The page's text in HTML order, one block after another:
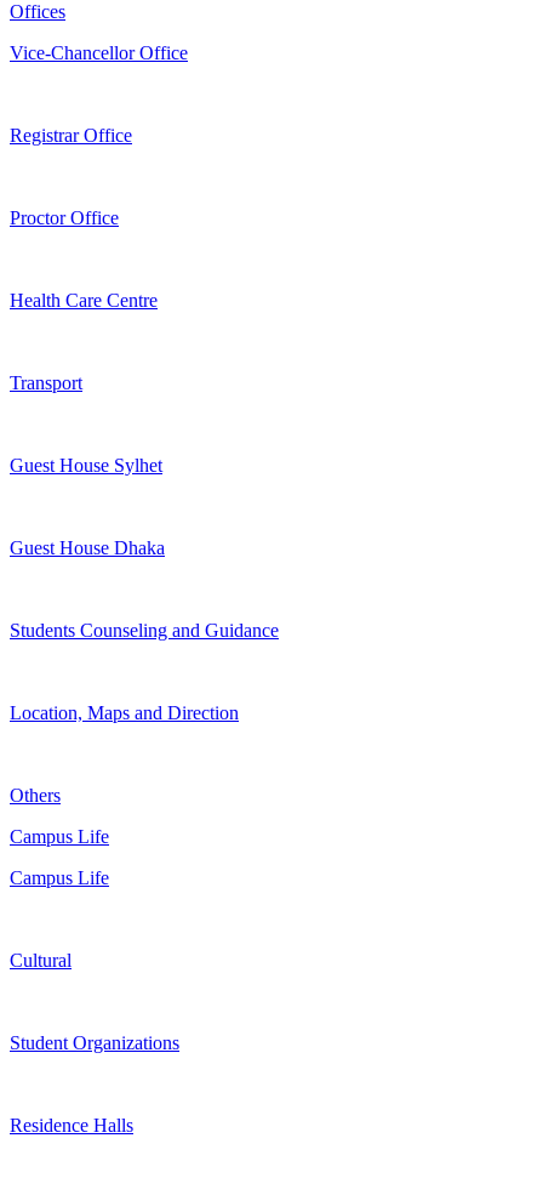
Offices
Vice-Chancellor Office
Registrar Office
Proctor Office
Health Care Centre
Transport
Guest House Sylhet
Guest House Dhaka
Students Counseling and Guidance
Location, Maps and Direction
Others
Campus Life
Campus Life
Cultural
Student Organizations
Residence Halls